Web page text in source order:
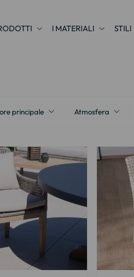
I MATERIALI STILI
principale Atmosfera